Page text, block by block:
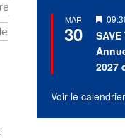
MAR
30
Mis
en
2027
Voir le calendrier